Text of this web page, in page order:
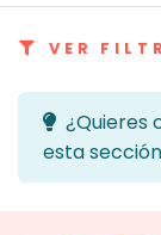
VER
¿Quieres
esta